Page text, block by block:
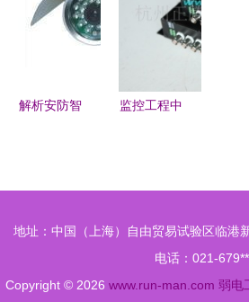
中综合布线
常用产品
解析安防智
监控工程中
域的发展前
地址：中国（上海）自由贸易试验区临港
电话：021-679**
Copyright © 2026 www.run-man.com 弱电